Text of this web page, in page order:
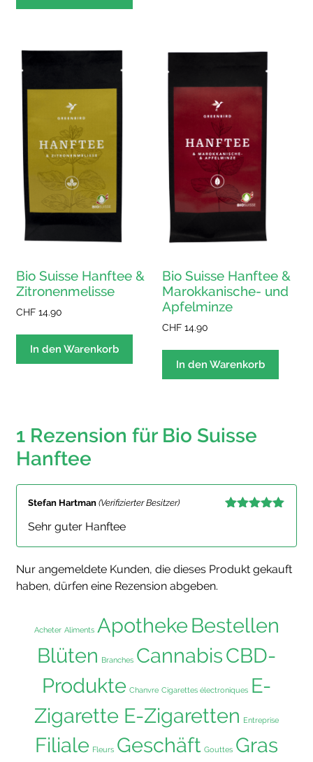
Bio Suisse Hanftee &
Zitronenmelisse
CHF 14.90
In den Warenkorb
Bio Suisse Hanftee &
Marokkanische- und
Apfelminze
CHF 14.90
In den Warenkorb
1 Rezension für Bio Suisse
Hanftee
Stefan Hartman (Verifizierter Besitzer)
Sehr guter Hanftee
Nur angemeldete Kunden, die dieses Produkt gekauft
haben, dürfen eine Rezension abgeben.
Acheter Aliments ApothekeBestellen
Blüten Branches CannabisCBD-
Produkte Chanvre Cigarettes électroniques E-
Zigarette E-Zigaretten Entreprise
Filiale Fleurs Geschäft Gouttes Gras